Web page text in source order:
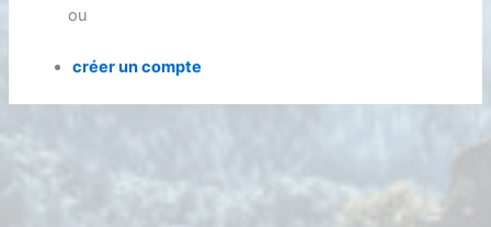
ou
créer un compte